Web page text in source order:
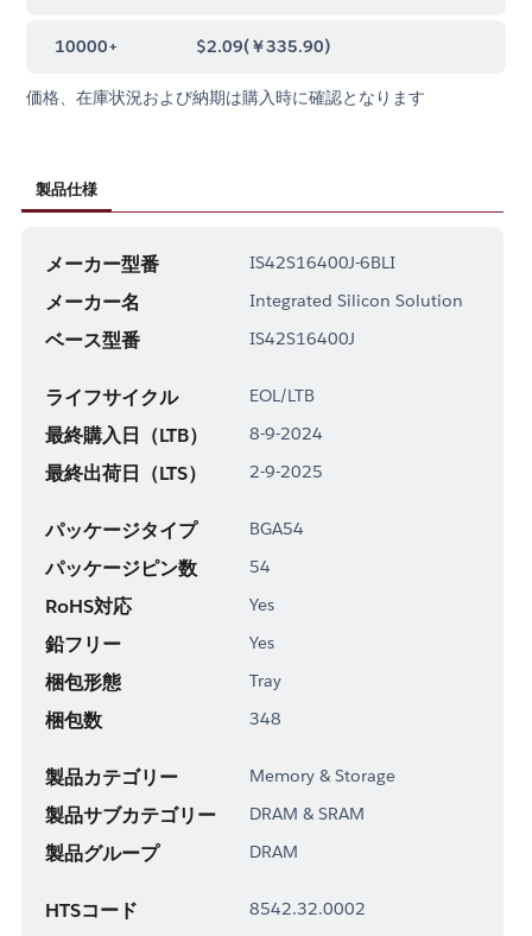
10000+ $2.09(￥335.90)
価格、在庫状況および納期は購入時に確認となります
製品仕様
メーカー型番 IS42S16400J-6BLI
メーカー名 Integrated Silicon Solution
ベース型番 IS42S16400J
ライフサイクル EOL/LTB
最終購入日（LTB） 8-9-2024
最終出荷日（LTS） 2-9-2025
パッケージタイプ BGA54
パッケージピン数 54
RoHS対応 Yes
鉛フリー Yes
梱包形態 Tray
梱包数 348
製品カテゴリー Memory & Storage
製品サブカテゴリー DRAM & SRAM
製品グループ DRAM
HTSコード 8542.32.0002